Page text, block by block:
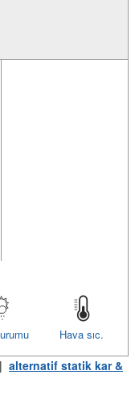
Hava sıc.
| alternatif statik kar &